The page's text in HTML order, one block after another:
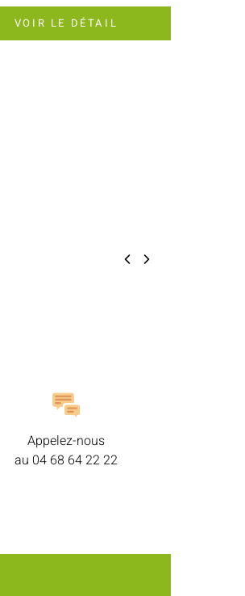
VOIR LE DÉTAIL
Appelez-nous
au 04 68 64 22 22